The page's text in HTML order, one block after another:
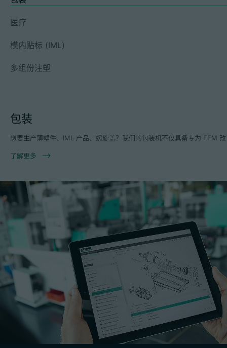
医疗
模内贴标 (IML)
多组份注塑
包装
想要生产薄壁件、IML 产品、螺旋盖？我们的包装机不仅具备专为 FEM
了解更多